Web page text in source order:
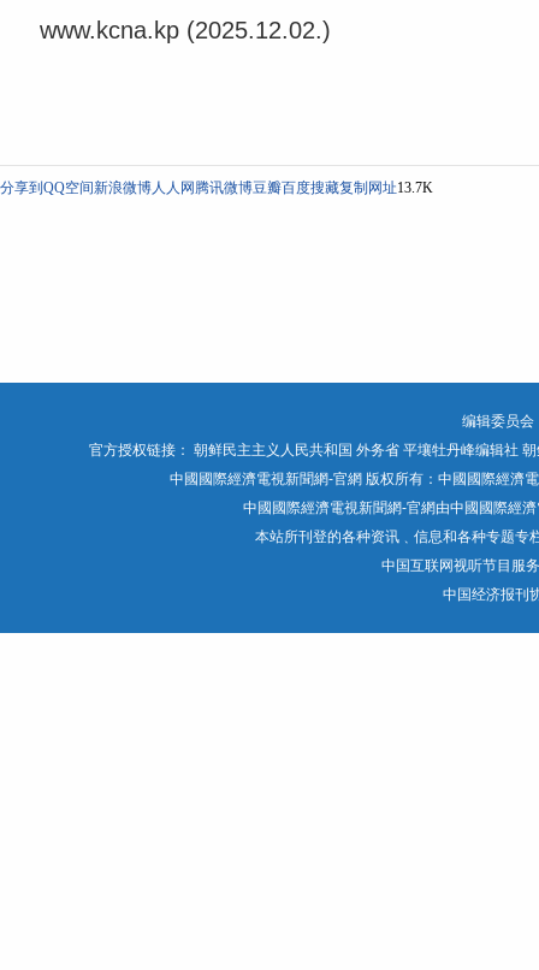
www.kcna.kp (2025.12.02.)
分享到 QQ空间新浪微博人人网 腾讯微博豆瓣百度搜藏复制网址13.7K
编辑委员会
官方授权链接： 朝鲜民主主义人民共和国 外务省 平壤牡丹峰编辑社
中國國際經濟電視新聞網-官網 版权所有：中國國際經
中國國際經濟電視新聞網-官網由中國國際經
本站所刊登的各种资讯﹑信息和各种专题专
中国互联网视听节目服
中国经济报刊